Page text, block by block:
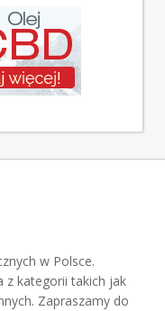
w Polsce.
z kategorii takich jak
Zapraszamy do